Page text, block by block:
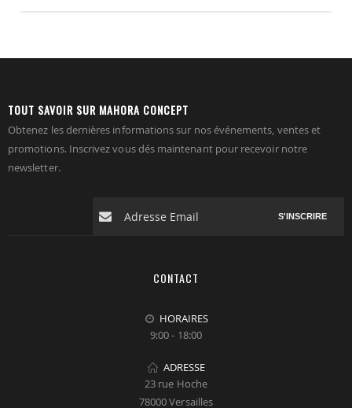
TOUT SAVOIR SUR MAHORA CONCEPT
Obtenez les dernières informations sur nos événements, ventes et
promotions. Inscrivez vous dés maintenant pour recevoir notre
newsletter.
S'INSCRIRE
CONTACT
HORAIRES
9:00 - 18:00
ADRESSE
23 rue Hoche
78000 Versailles